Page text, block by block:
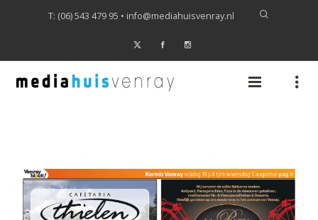
T: (06) 543 479 95 • info@mediahuisvenray.nl